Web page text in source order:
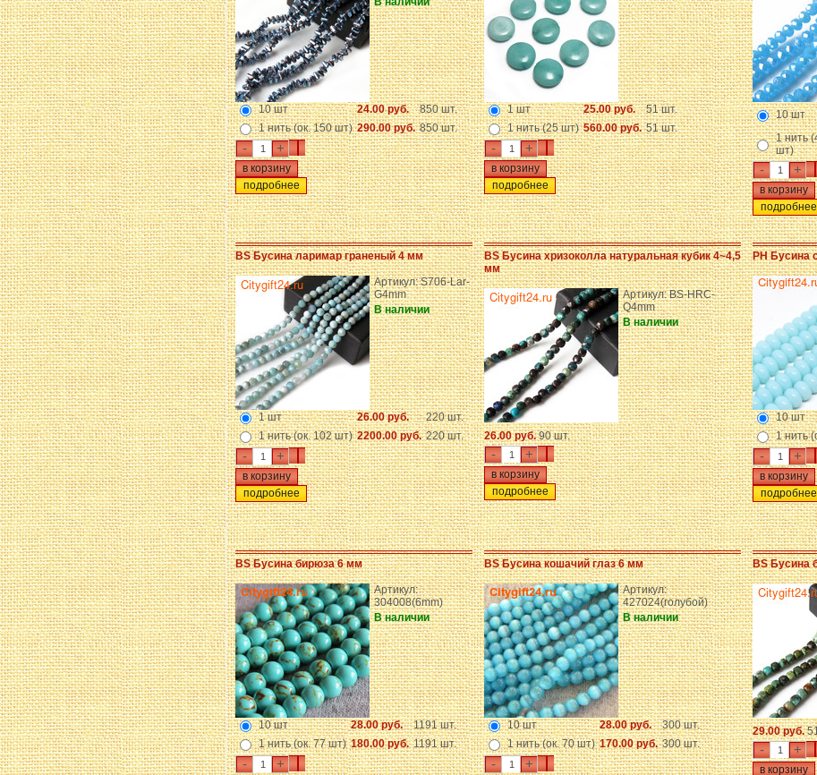
10 шт 24.00 руб.
850 шт.
1 нить (ок. 150 шт) 290.00 руб. 850 шт.
- +
подробнее
1 шт 25.00 руб.
51 шт.
1 нить (25 шт) 560.00 руб. 51 шт.
- +
подробнее
10 шт
1 нить
шт)
- +
подробнее
BS Бусина ларимар граненый 4 мм
Артикул: S706-Lar-
G4mm
В наличии
1 шт 26.00 руб.
220 шт.
1 нить (ок. 102 шт) 2200.00 руб. 220 шт.
- +
подробнее
BS Бусина хризоколла натуральная кубик 4~4,5
мм
Артикул: BS-HRC-
Q4mm
В наличии
26.00 руб.90 шт.
- +
подробнее
PH Бусина
10 шт
1 нить
- +
подробнее
BS Бусина бирюза 6 мм
Артикул:
304008(6mm)
В наличии
10 шт 28.00 руб.
1191 шт.
1 нить (ок. 77 шт) 180.00 руб. 1191 шт.
- +
BS Бусина кошачий глаз 6 мм
Артикул:
427024(голубой)
В наличии
10 шт 28.00 руб.
300 шт.
1 нить (ок. 70 шт) 170.00 руб. 300 шт.
- +
BS Бусина
29.00 руб.
- +